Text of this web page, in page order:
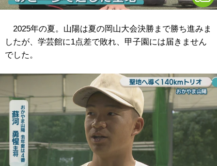
2025年の夏。山陽は夏の岡山大会決勝まで勝ち進みま
したが、学芸館に1点差で敗れ、甲子園には届きません
でした。